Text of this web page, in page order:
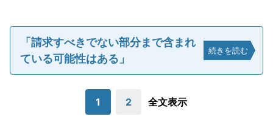
「請求すべきでない部分まで含まれ
ている可能性はある」
続きを読む
1 2 全文表示